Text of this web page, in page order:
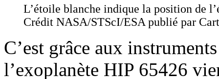
L’étoile blanche indique la position de
Crédit NASA/STScI/ESA publié par
C’est grâce aux
l’exoplanète HIP 65426